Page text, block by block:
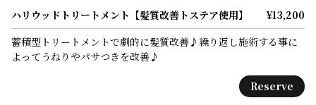
ハリウッドトリートメント【髪質改善トステア使用】
¥13,200
蓄積型トリートメントで劇的に髪質改善♪繰り返し施術する事に
よってうねりやパサつきを改善♪
Reserve